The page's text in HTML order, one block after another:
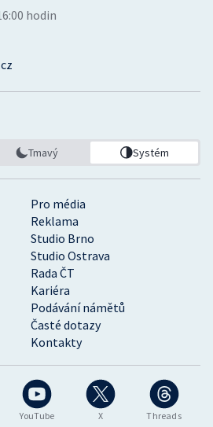
YouTube X Threads
Pro média
Reklama
Studio Brno
Studio Ostrava
Rada ČT
Kariéra
Podávání námětů
Časté dotazy
Kontakty
hodin
Tmavý Systém